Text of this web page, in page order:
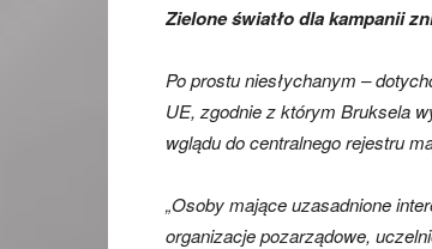
Zielone światło dla kampanii
Po prostu niesłychanym –
UE, zgodnie z którym Bruksela
wglądu do centralnego rejestru
„Osoby mające uzasadnione
organizacje pozarządowe,